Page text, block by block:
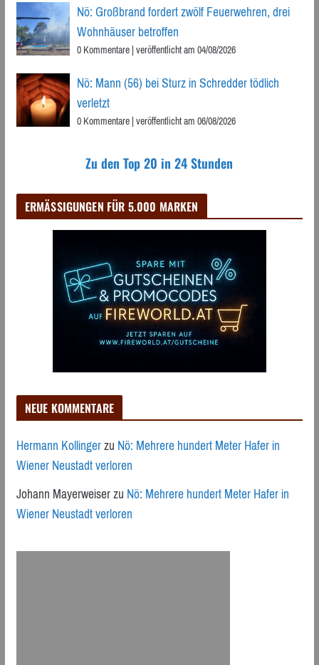
Nö: Großbrand fordert zwölf Feuerwehren, drei
Wohnhäuser betroffen
0 Kommentare|veröffentlicht am 04/08/2026
Nö: Mann (56) bei Sturz in Schredder tödlich
verletzt
0 Kommentare|veröffentlicht am 06/08/2026
Zu den Top 20 in 24 Stunden
ERMÄSSIGUNGEN FÜR 5.000 MARKEN
NEUE KOMMENTARE
Hermann KollingerzuNö: Mehrere hundert Meter Hafer in
Wiener Neustadt verloren
Johann MayerweiserzuNö: Mehrere hundert Meter Hafer in
Wiener Neustadt verloren